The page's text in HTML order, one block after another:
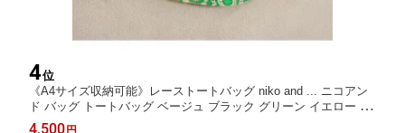
4位
《A4サイズ収納可能》レーストートバッグ niko and ... ニコアン
ド バッグ トートバッグ ベージュ ブラック グリーン イエロー ホ
ワイト ブルー【送料無料】[Rakuten Fashion]
4,500